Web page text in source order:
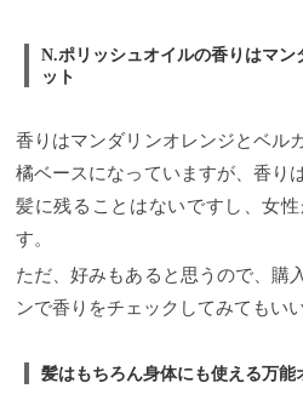
N.ポリッシュオイルの香りはマ
ット
香りはマンダリンオレンジとベル
橘ベースになっていますが、香り
髪に残ることはないですし、女
す。
ただ、好みもあると思うので、購
ンで香りをチェックしてみてもい
髪はもちろん身体にも使える万能